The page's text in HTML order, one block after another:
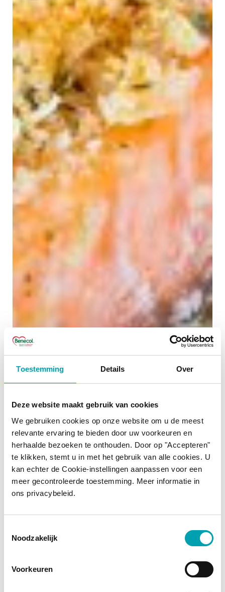
Toestemming Details Over
Deze website maakt gebruik van cookies
We gebruiken cookies op onze website om u de meest
relevante ervaring te bieden door uw voorkeuren en
herhaalde bezoeken te onthouden. Door op "Accepteren"
te klikken, stemt u in met het gebruik van alle cookies. U
kan echter de Cookie-instellingen aanpassen voor een
meer gecontroleerde toestemming. Meer informatie in
ons privacybeleid.
Noodzakelijk
Voorkeuren